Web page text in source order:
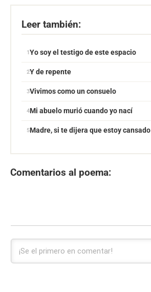
Leer también:
Yo soy el testigo de este espacio
Y de repente
Vivimos como un consuelo
Mi abuelo murió cuando yo nací
Madre, si te dijera que estoy cansado
Comentarios al poema: